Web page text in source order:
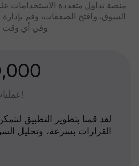
منصة تداول متعددة الاستخدامات
السوق، وافتح الصفقات، وقم
وفي أي وقت
عمليات تنزيل حول العالم!
لقد قمنا بتطوير التطبيق
القرارات بسرعة، وتحليل